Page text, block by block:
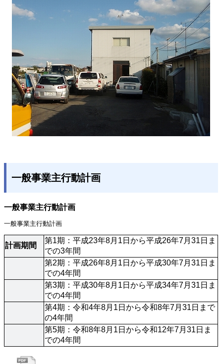
一般事業主行動計画
一般事業主行動計画
一般事業主行動計画
計画期間
第1期：平成23年8月1日から平成26年7月31日ま
での3年間
第2期：平成26年8月1日から平成30年7月31日ま
での4年間
第3期：平成30年8月1日から平成34年7月31日ま
での4年間
第4期：令和4年8月1日から令和8年7月31日まで
の4年間
第5期：令和8年8月1日から令和12年7月31日ま
での4年間